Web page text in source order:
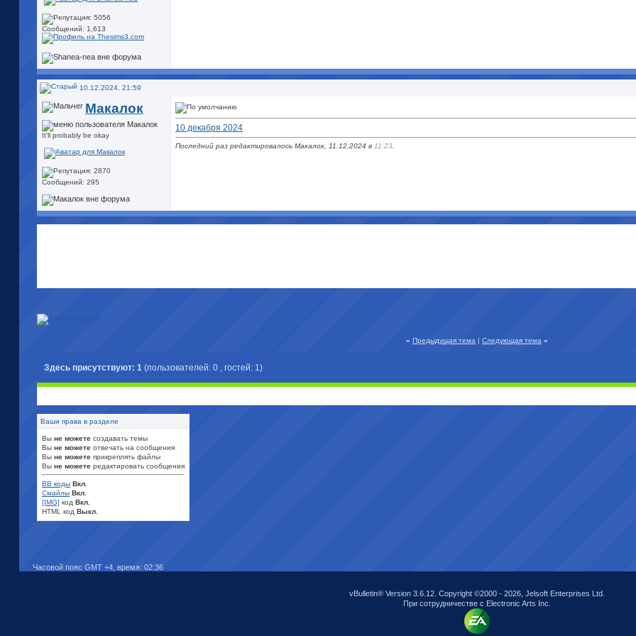
Сообщений: 1,613
10.12.2024, 21:59
Макалок
It'll probably be okay
Сообщений: 295
10 декабря 2024
Последний раз редактировалось Макалок, 11.12.2024 в 11:23
« Предыдущая тема | Следующая тема »
Здесь присутствуют: 1 (пользователей: 0 , гостей: 1)
Ваши права в разделе
Вы не можете создавать темы
Вы не можете отвечать на сообщения
Вы не можете прикреплять файлы
Вы не можете редактировать сообщения
BB коды Вкл.
Смайлы Вкл.
[IMG] код Вкл.
HTML код Выкл.
Часовой пояс GMT +4, время: 02:36
vBulletin® Version 3.6.12. Copyright ©2000 - 2026, Jelsoft Enterprises Ltd.
При сотрудничестве с Electronic Arts Inc.